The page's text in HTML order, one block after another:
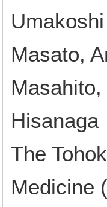
Masato,
Hisanaga
The
Medicine